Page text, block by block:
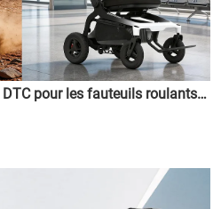
pour les fauteuils roulants à